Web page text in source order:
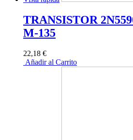
TRANSISTOR
M-135
22,18 €
Añadir al Carrito